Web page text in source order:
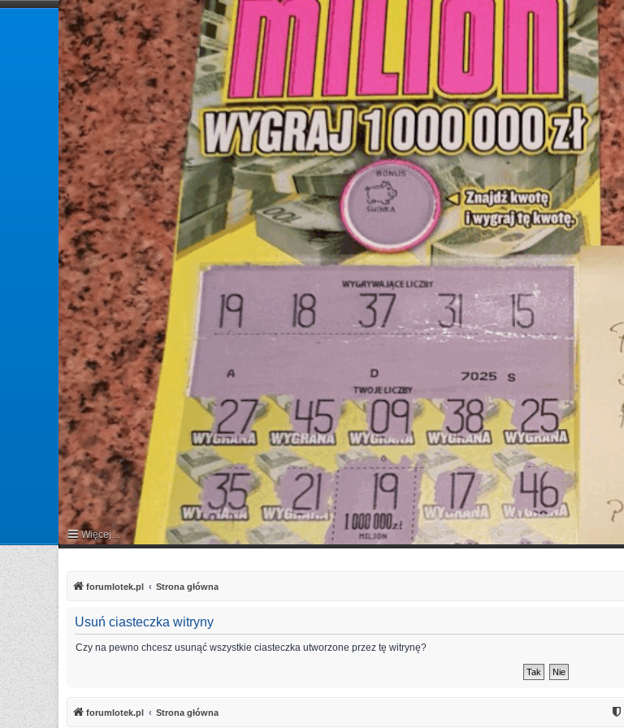
forumlotek.pl
Forum gier liczbowych
Więcej…
forumlotek.pl Strona główna
Usuń ciasteczka witryny
Czy na pewno chcesz usunąć wszystkie ciasteczka utworzone przez tę witrynę?
forumlotek.pl Strona główna